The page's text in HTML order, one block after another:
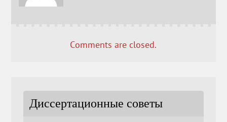
Comments are closed.
Диссертационные советы